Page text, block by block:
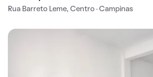
Rua Barreto Leme, Centro · Campinas